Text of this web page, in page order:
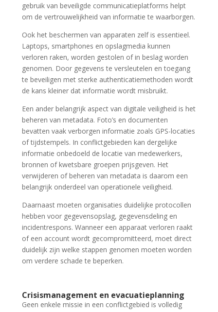
gebruik van beveiligde communicatieplatforms helpt
om de vertrouwelijkheid van informatie te waarborgen.
Ook het beschermen van apparaten zelf is essentieel.
Laptops, smartphones en opslagmedia kunnen
verloren raken, worden gestolen of in beslag worden
genomen. Door gegevens te versleutelen en toegang
te beveiligen met sterke authenticatiemethoden wordt
de kans kleiner dat informatie wordt misbruikt.
Een ander belangrijk aspect van digitale veiligheid is het
beheren van metadata. Foto’s en documenten
bevatten vaak verborgen informatie zoals GPS-locaties
of tijdstempels. In conflictgebieden kan dergelijke
informatie onbedoeld de locatie van medewerkers,
bronnen of kwetsbare groepen prijsgeven. Het
verwijderen of beheren van metadata is daarom een
belangrijk onderdeel van operationele veiligheid.
Daarnaast moeten organisaties duidelijke protocollen
hebben voor gegevensopslag, gegevensdeling en
incidentrespons. Wanneer een apparaat verloren raakt
of een account wordt gecompromitteerd, moet direct
duidelijk zijn welke stappen genomen moeten worden
om verdere schade te beperken.
Crisismanagement en evacuatieplanning
Geen enkele missie in een conflictgebied is volledig